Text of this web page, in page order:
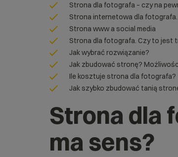
Strona dla fotografa – czy na
Strona internetowa dla
Strona www a social media
Strona dla fotografa. Czy to jest
Jak wybrać rozwiązanie?
Jak zbudować stronę?
Ile kosztuje strona dla fotografa?
Jak szybko zbudować tanią
Strona dla
ma sens?